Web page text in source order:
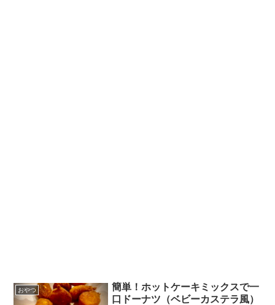
おやつ
簡単！ホットケーキミックスで一
口ドーナツ（ベビーカステラ風）